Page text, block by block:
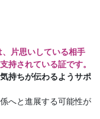
片思いしている相手
持されている証です。
持ちが伝わるようサポ
へと進展する可能性が